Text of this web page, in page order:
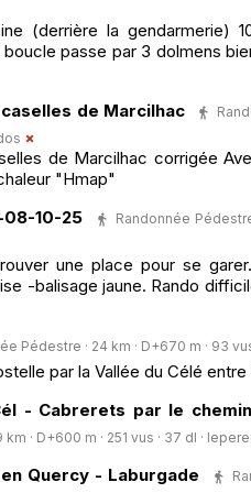
(derrière la gendarmerie)
passe par 3 dolmens
de Marcilhac
de Marcilhac corrigée
"Hmap"
08-10-25
Randonnée
une place pour se
-balisage jaune. Rando
Pédestre · 24 km · D+670 m · 93 vus
par la Vallée du Célé
- Cabrerets par le
· D+600 m · 251 vus · 37 dl ·
Quercy - Laburgade